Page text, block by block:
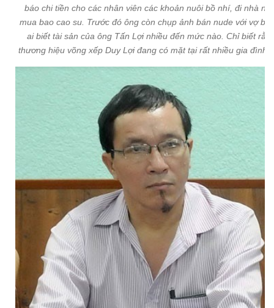
báo chi tiền cho các nhân viên các khoản nuôi bồ nhí, đi nhà
mua bao cao su. Trước đó ông còn chụp ảnh bán nude với vợ
ai biết tài sản của ông Tấn Lợi nhiều đến mức nào. Chỉ biết
thương hiệu võng xếp Duy Lợi đang có mặt tại rất nhiều gia đình